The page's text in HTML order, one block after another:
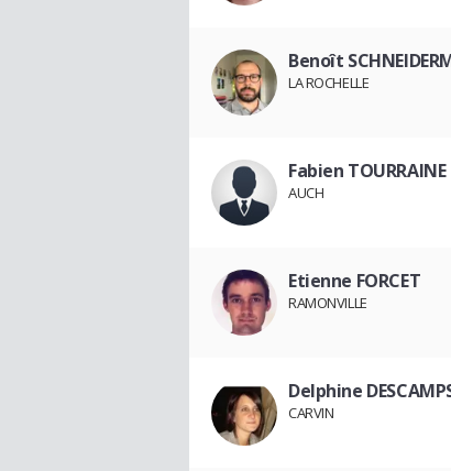
Benoît
LA ROCHELLE
Fabien TOURRAINE
AUCH
Etienne FORCET
RAMONVILLE
Delphine
CARVIN